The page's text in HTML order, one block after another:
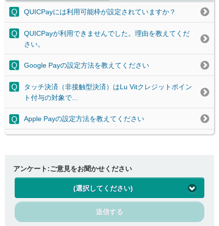
QUICPayには利用可能枠が設定されていますか？
QUICPayが利用できませんでした。理由を教えてくだ
さい。
Google Payの設定方法を教えてください
タッチ決済（非接触型決済）はLu Vitクレジットポイン
ト付与の対象で...
Apple Payの設定方法を教えてください
アンケート:ご意見をお聞かせください
(選択してください)
送信する